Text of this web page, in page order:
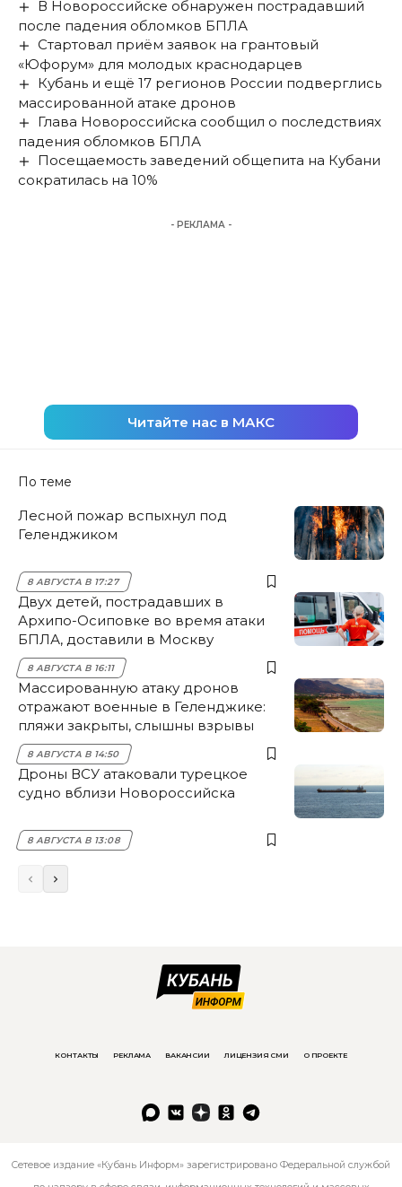
В Новороссийске обнаружен пострадавший
после падения обломков БПЛА
Стартовал приём заявок на грантовый
«Юфорум» для молодых краснодарцев
Кубань и ещё 17 регионов России подверглись
массированной атаке дронов
Глава Новороссийска сообщил о последствиях
падения обломков БПЛА
Посещаемость заведений общепита на Кубани
сократилась на 10%
- РЕКЛАМА -
Читайте нас в МАКС
По теме
Лесной пожар вспыхнул под
Геленджиком
8 АВГУСТА В 17:27
Двух детей, пострадавших в
Архипо-Осиповке во время атаки
БПЛА, доставили в Москву
8 АВГУСТА В 16:11
Массированную атаку дронов
отражают военные в Геленджике:
пляжи закрыты, слышны взрывы
8 АВГУСТА В 14:50
Дроны ВСУ атаковали турецкое
судно вблизи Новороссийска
8 АВГУСТА В 13:08
КОНТАКТЫ РЕКЛАМА ВАКАНСИИ ЛИЦЕНЗИЯ СМИ О ПРОЕКТЕ
Сетевое издание «Кубань Информ» зарегистрировано Федеральной службой